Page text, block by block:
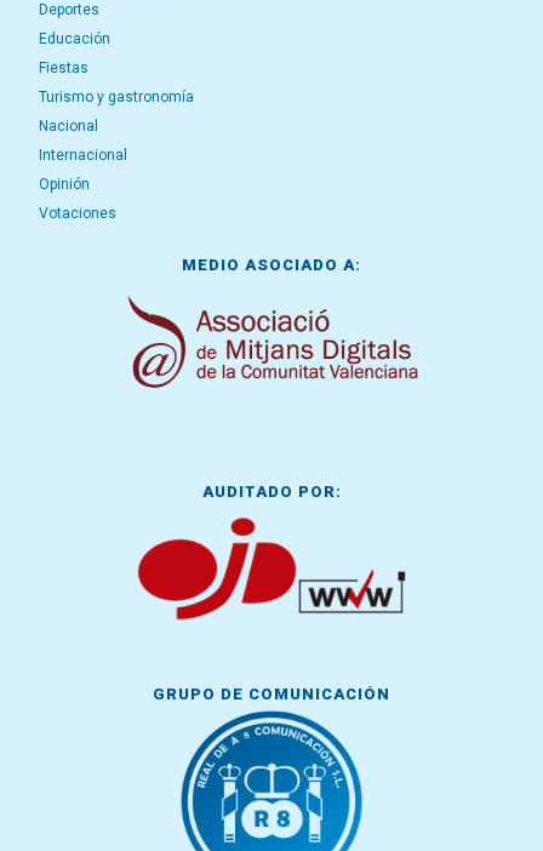
Deportes
Educación
Fiestas
Turismo y gastronomía
Nacional
Internacional
Opinión
Votaciones
MEDIO ASOCIADO A:
AUDITADO POR:
GRUPO DE COMUNICACIÓN